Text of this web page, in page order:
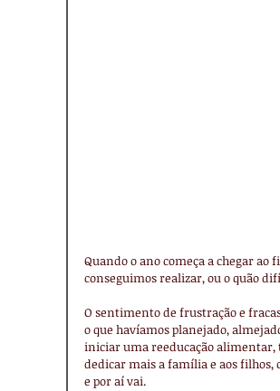
Quando o ano começa a chegar
conseguimos realizar, ou o quão
O sentimento de frustração e
o que havíamos planejado,
iniciar uma reeducação alimentar,
dedicar mais a família e aos filhos,
e por aí vai.